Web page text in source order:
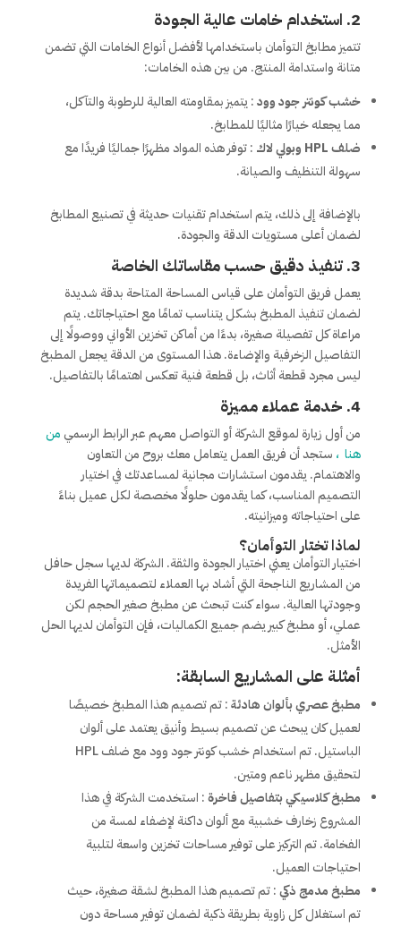
2. استخدام خامات عالية الجودة
تتميز مطابخ التوأمان باستخدامها لأفضل أنواع الخامات التي تضمن
متانة واستدامة المنتج. من بين هذه الخامات:
خشب كونتر جود وود: يتميز بمقاومته العالية للرطوبة والتآكل،
مما يجعله خيارًا مثاليًا للمطابخ.
ضلف HPL وبولي لاك
: توفر هذه المواد مظهرًا جماليًا فريدًا مع
سهولة التنظيف والصيانة.
بالإضافة إلى ذلك، يتم استخدام تقنيات حديثة في تصنيع المطابخ
لضمان أعلى مستويات الدقة والجودة.
3. تنفيذ دقيق حسب مقاساتك الخاصة
يعمل فريق التوأمان على قياس المساحة المتاحة بدقة شديدة
لضمان تنفيذ المطبخ بشكل يتناسب تمامًا مع احتياجاتك. يتم
مراعاة كل تفصيلة صغيرة، بدءًا من أماكن تخزين الأواني ووصولًا إلى
التفاصيل الزخرفية والإضاءة. هذا المستوى من الدقة يجعل المطبخ
ليس مجرد قطعة أثاث، بل قطعة فنية تعكس اهتمامًا بالتفاصيل.
4. خدمة عملاء مميزة
من أول زيارة لموقع الشركة أو التواصل معهم عبر الرابط الرسمي من
هنا ، ستجد أن فريق العمل يتعامل معك بروح من التعاون
والاهتمام. يقدمون استشارات مجانية لمساعدتك في اختيار
التصميم المناسب، كما يقدمون حلولًا مخصصة لكل عميل بناءً
على احتياجاته وميزانيته.
لماذا تختار التوأمان؟
اختيار التوأمان يعني اختيار الجودة والثقة. الشركة لديها سجل حافل
من المشاريع الناجحة التي أشاد بها العملاء لتصميماتها الفريدة
وجودتها العالية. سواء كنت تبحث عن مطبخ صغير الحجم لكن
عملي، أو مطبخ كبير يضم جميع الكماليات، فإن التوأمان لديها الحل
الأمثل.
أمثلة على المشاريع السابقة:
مطبخ عصري بألوان هادئة: تم تصميم هذا المطبخ خصيصًا
لعميل كان يبحث عن تصميم بسيط وأنيق يعتمد على ألوان
الباستيل. تم استخدام خشب كونتر جود وود مع ضلف HPL
لتحقيق مظهر ناعم ومتين.
مطبخ كلاسيكي بتفاصيل فاخرة: استخدمت الشركة في هذا
المشروع زخارف خشبية مع ألوان داكنة لإضفاء لمسة من
الفخامة. تم التركيز على توفير مساحات تخزين واسعة لتلبية
احتياجات العميل.
مطبخ مدمج ذكي: تم تصميم هذا المطبخ لشقة صغيرة، حيث
تم استغلال كل زاوية بطريقة ذكية لضمان توفير مساحة دون